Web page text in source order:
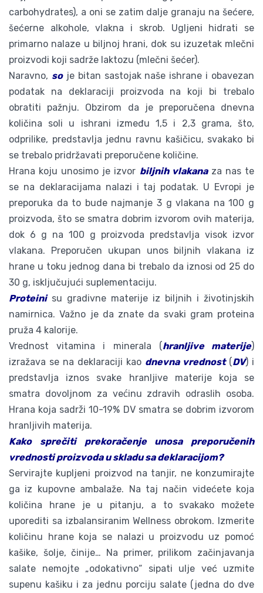
carbohydrates), a oni se zatim dalje granaju na šećere,
šećerne alkohole, vlakna i skrob. Ugljeni hidrati se
primarno nalaze u biljnoj hrani, dok su izuzetak mlečni
proizvodi koji sadrže laktozu (mlečni šećer).
Naravno, soje bitan sastojak naše ishrane i obavezan
podatak na deklaraciji proizvoda na koji bi trebalo
obratiti pažnju. Obzirom da je preporučena dnevna
količina soli u ishrani između 1,5 i 2,3 grama, što,
odprilike, predstavlja jednu ravnu kašičicu, svakako bi
se trebalo pridržavati preporučene količine.
Hrana koju unosimo je izvor biljnih vlakanaza nas te
se na deklaracijama nalazi i taj podatak. U Evropi je
preporuka da to bude najmanje 3 g vlakana na 100 g
proizvoda, što se smatra dobrim izvorom ovih materija,
dok 6 g na 100 g proizvoda predstavlja visok izvor
vlakana. Preporučen ukupan unos biljnih vlakana iz
hrane u toku jednog dana bi trebalo da iznosi od 25 do
30 g, isključujući suplementaciju.
Proteinisu gradivne materije iz biljnih i životinjskih
namirnica. Važno je da znate da svaki gram proteina
pruža 4 kalorije.
Vrednost vitamina i minerala (hranljive materije)
izražava se na deklaraciji kao dnevna vrednost(DV) i
predstavlja iznos svake hranljive materije koja se
smatra dovoljnom za većinu zdravih odraslih osoba.
Hrana koja sadrži 10-19% DV smatra se dobrim izvorom
hranljivih materija.
Kako sprečiti prekoračenje unosa preporučenih
vrednosti proizvoda u skladu sa deklaracijom?
Servirajte kupljeni proizvod na tanjir, ne konzumirajte
ga iz kupovne ambalaže. Na taj način videćete koja
količina hrane je u pitanju, a to svakako možete
uporediti sa izbalansiranim Wellness obrokom. Izmerite
količinu hrane koja se nalazi u proizvodu uz pomoć
kašike, šolje, činije… Na primer, prilikom začinjavanja
salate nemojte „odokativno“ sipati ulje već uzmite
supenu kašiku i za jednu porciju salate (jedna do dve